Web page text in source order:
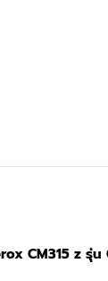
CM315 z รุ่น